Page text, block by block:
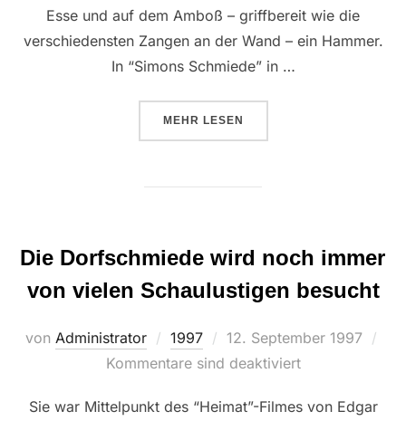
Esse und auf dem Amboß – griffbereit wie die
verschiedensten Zangen an der Wand – ein Hammer.
In “Simons Schmiede” in …
MEHR ÜBER “DIE HAMMERSCHLÄGE
LESEN
Die Dorfschmiede wird noch immer
von vielen Schaulustigen besucht
von Administrator 1997
Veröffentlicht
am
12. September 1997
Kommentare sind deaktiviert
Sie war Mittelpunkt des “Heimat”-Filmes von Edgar